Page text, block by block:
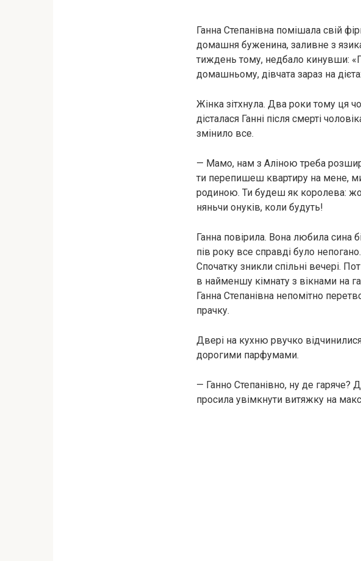
Ганна Степанівна помішала свій
домашня буженина, заливне з
тиждень тому, недбало кинувши:
домашньому, дівчата зараз на
Жінка зітхнула. Два роки тому ця
дісталася Ганні після смерті
змінило все.
— Мамо, нам з Аліною треба
ти перепишеш квартиру на мене,
родиною. Ти будеш як королева:
няньчи онуків, коли будуть!
Ганна повірила. Вона любила сина
пів року все справді було
Спочатку зникли спільні вечері.
в найменшу кімнату з вікнами на
Ганна Степанівна непомітно
прачку.
Двері на кухню рвучко
дорогими парфумами.
— Ганно Степанівно, ну де гаряче?
просила увімкнути витяжку на